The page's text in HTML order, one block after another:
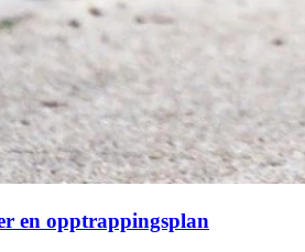
en opptrappingsplan